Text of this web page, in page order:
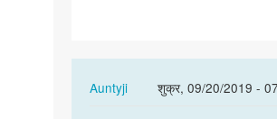
Auntyji
शुक्र, 09/20/2019 -
In